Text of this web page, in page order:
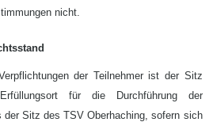
nicht.
der Teilnehmer ist der Sitz
für die Durchführung der
der Sitz des TSV Oberhaching, sofern sich